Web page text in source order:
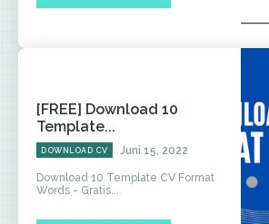
[FREE] Download 10
Template...
DOWNLOAD CV Juni 15, 2022
Download 10 Template CV Format
Words - Gratis...